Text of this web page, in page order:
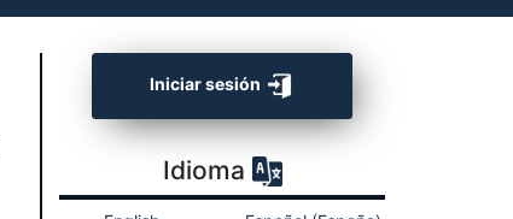
Iniciar sesión
Idioma